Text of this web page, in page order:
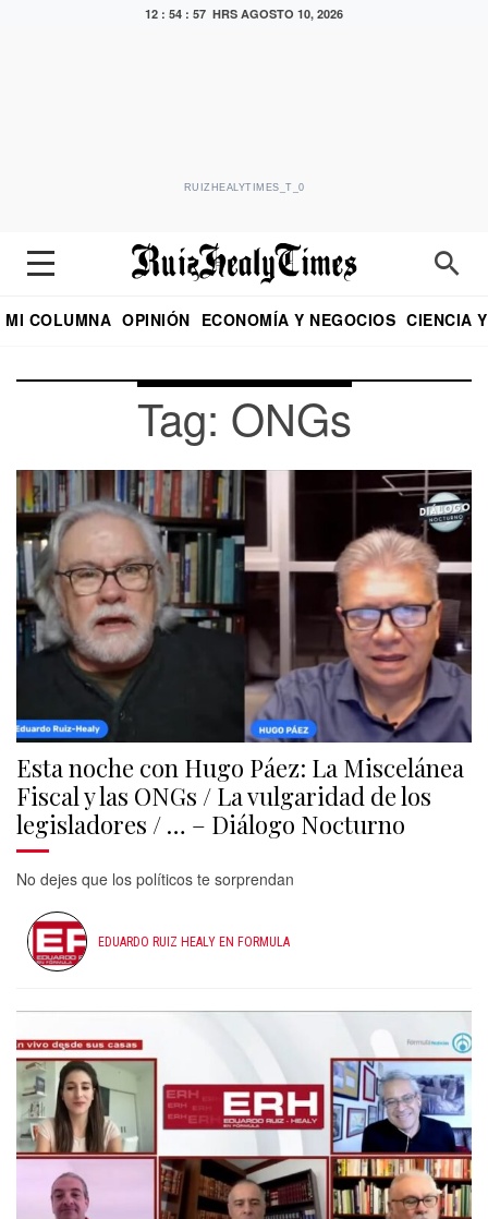
12 : 54 : 57 HRS AGOSTO 10, 2026
RUIZHEALYTIMES_T_0
MI COLUMNA OPINIÓN ECONOMÍA Y NEGOCIOS CIENCIA
Tag: ONGs
Esta noche con Hugo Páez: La Miscelánea
Fiscal y las ONGs / La vulgaridad de los
legisladores / … – Diálogo Nocturno
No dejes que los políticos te sorprendan
EDUARDO RUIZ HEALY EN FORMULA